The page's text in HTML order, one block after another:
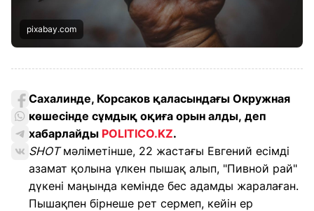
pixabay.com
Сахалинде, Корсаков қаласындағы Окружная
көшесінде сұмдық оқиға орын алды, деп
хабарлайды POLITICO.KZ.
SHOTмәліметінше, 22 жастағы Евгений есімді
азамат қолына үлкен пышақ алып, "Пивной рай"
дүкені маңында кемінде бес адамды жаралаған.
Пышақпен бірнеше рет сермеп, кейін ер